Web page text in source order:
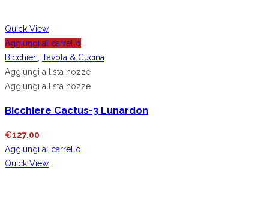
Quick View
Aggiungi al carrello
Bicchieri, Tavola & Cucina
Aggiungi a lista nozze
Aggiungi a lista nozze
Bicchiere Cactus-3 Lunardon
€127.00
Aggiungi al carrello
Quick View